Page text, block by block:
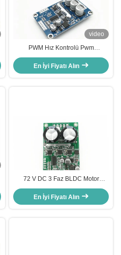
video
PWM Hız Kontrolü Pwm
düzenleyicisi ile 500W 15A 3 Fazlı
fırçasız motor sürücü kontrolörü
En İyi Fiyatı Alın
72 V DC 3 Faz BLDC Motor
Sürücüsü 15A Çalışma Akımı Hızı
Darbe Sinyali Çıkışı
En İyi Fiyatı Alın